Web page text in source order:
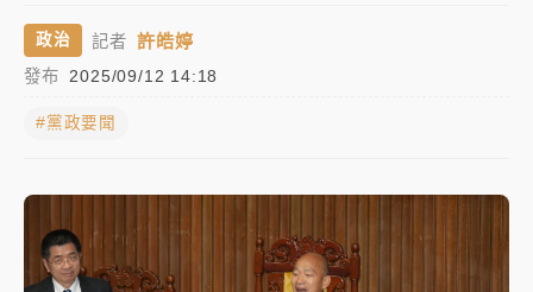
父親節泡湯了！中颱白海豚雨彈轟3天 「紅到發紫」降
暑假過三周才推「E宿新北打卡趣」！抽獎程序複雜 觀
旅局回應了
政治 記者 許皓婷
發布 2025/09/12 14:18
#黨政要聞